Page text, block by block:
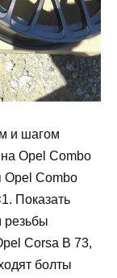
и шагом
Opel Combo
Opel Combo
Показать
резьбы
Corsa B 73,
болты